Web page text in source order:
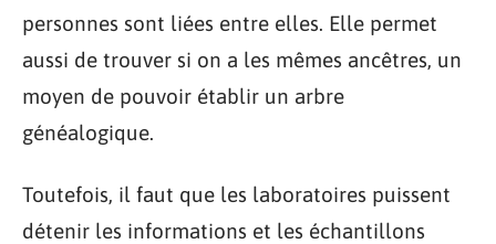
personnes sont liées entre elles. Elle permet
aussi de trouver si on a les mêmes ancêtres, un
moyen de pouvoir établir un arbre
généalogique.
Toutefois, il faut que les laboratoires puissent
détenir les informations et les échantillons